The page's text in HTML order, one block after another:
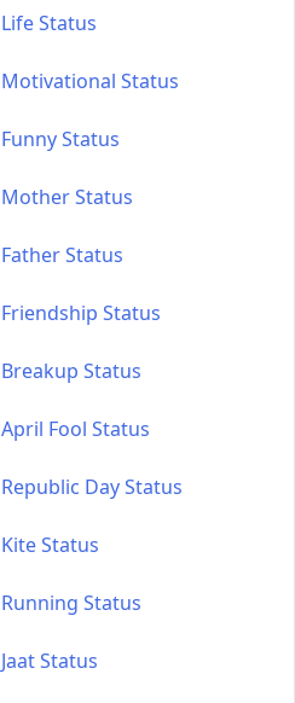
Life Status
Motivational Status
Funny Status
Mother Status
Father Status
Friendship Status
Breakup Status
April Fool Status
Republic Day Status
Kite Status
Running Status
Jaat Status